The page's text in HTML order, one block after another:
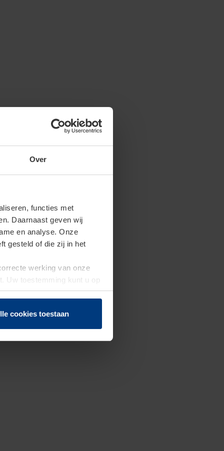
Over
functies met
Daarnaast geven wij
en analyse. Onze
gesteld of die zij in het
werking van onze
Uw toestemming kunt u op
of herroepen.
cookies toestaan